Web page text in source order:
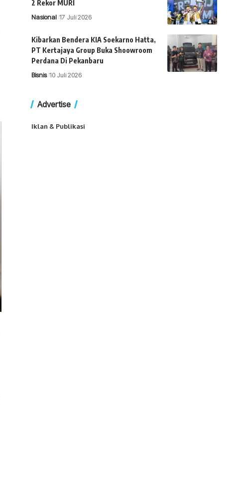
2 Rekor MURI
Nasional 17 Juli 2026
Kibarkan Bendera KIA Soekarno Hatta,
PT Kertajaya Group Buka Shoowroom
Perdana Di Pekanbaru
Bisnis 10 Juli 2026
Advertise
Iklan & Publikasi